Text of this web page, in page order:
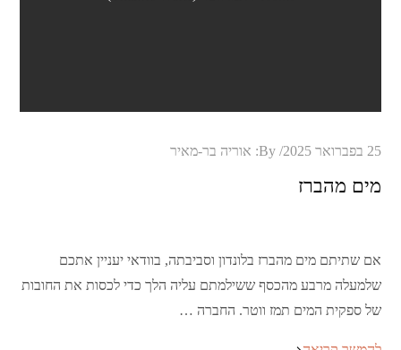
Posted
25 בפברואר 2025 By: אוריה בר-מאיר
מים מהברז
אם שתיתם מים מהברז בלונדון וסביבתה, בוודאי יעניין אתכם
שלמעלה מרבע מהכסף ששילמתם עליה הלך כדי לכסות את החובות
של ספקית המים תמז ווטר. החברה …